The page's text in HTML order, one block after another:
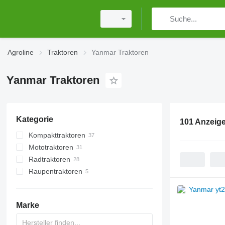
Agroline Traktoren Yanmar Traktoren
Yanmar Traktoren
Kategorie
Kompakttraktoren
Mototraktoren
Radtraktoren
Raupentraktoren
Marke
101